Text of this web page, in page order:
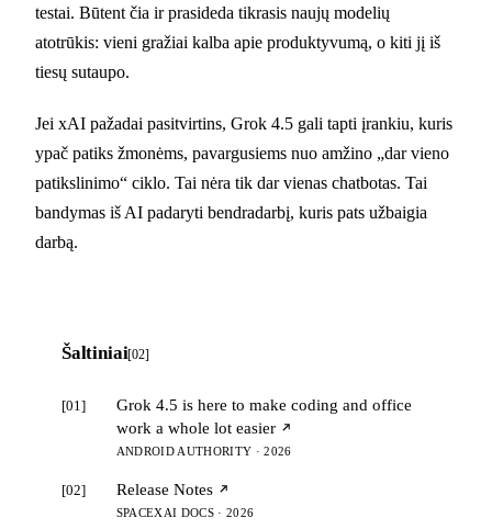
testai. Būtent čia ir prasideda tikrasis naujų modelių
atotrūkis: vieni gražiai kalba apie produktyvumą, o kiti jį iš
tiesų sutaupo.
Jei xAI pažadai pasitvirtins, Grok 4.5 gali tapti įrankiu, kuris
ypač patiks žmonėms, pavargusiems nuo amžino „dar vieno
patikslinimo“ ciklo. Tai nėra tik dar vienas chatbotas. Tai
bandymas iš AI padaryti bendradarbį, kuris pats užbaigia
darbą.
Šaltiniai[02]
[01]
Grok 4.5 is here to make coding and office
work a whole lot easier
ANDROID AUTHORITY · 2026
[02] Release Notes
SPACEXAI DOCS · 2026